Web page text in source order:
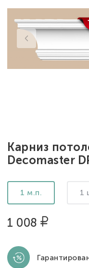
Карниз
Decomaster
1 м.п. 1
1 008